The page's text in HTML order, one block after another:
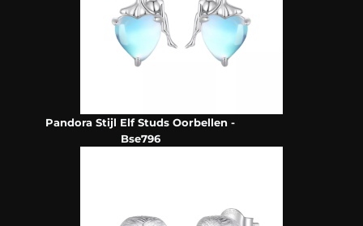
Pandora Stijl Elf Studs Oorbellen -
Bse796